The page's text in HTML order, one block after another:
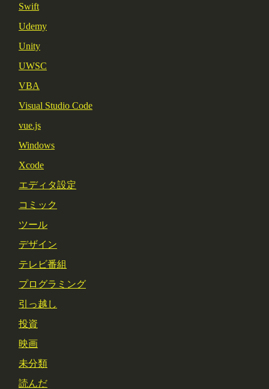
Swift
Udemy
Unity
UWSC
VBA
Visual Studio Code
vue.js
Windows
Xcode
エディタ設定
コミック
ツール
デザイン
テレビ番組
プログラミング
引っ越し
投資
映画
未分類
読んだ